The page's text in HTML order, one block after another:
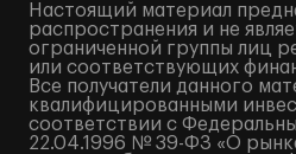
Настоящий материал
распространения и не
ограниченной группы лиц
или соответствующих
Все получатели данного
квалифицированными
соответствии с
22.04.1996 № 39-ФЗ «О